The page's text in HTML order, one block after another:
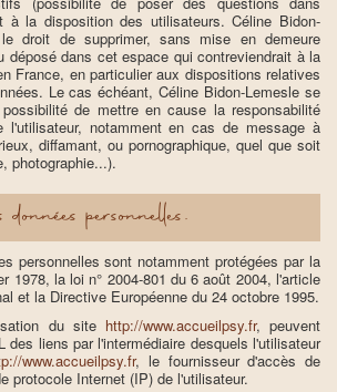
à la disposition des utilisateurs. Céline Bidon-
droit de supprimer, sans mise en demeure
déposé dans cet espace qui contreviendrait à la
France, en particulier aux dispositions relatives
Le cas échéant, Céline Bidon-Lemesle se
de mettre en cause la responsabilité
l'utilisateur, notamment en cas de message à
diffamant, ou pornographique, quel que soit
photographie...).
personnelles.
personnelles sont notamment protégées par la
1978, la loi n° 2004-801 du 6 août 2004, l'article
et la Directive Européenne du 24 octobre 1995.
du site http://www.accueilpsy.fr, peuvent
des liens par l'intermédiaire desquels l'utilisateur
www.accueilpsy.fr, le fournisseur d'accès de
protocole Internet (IP) de l'utilisateur.